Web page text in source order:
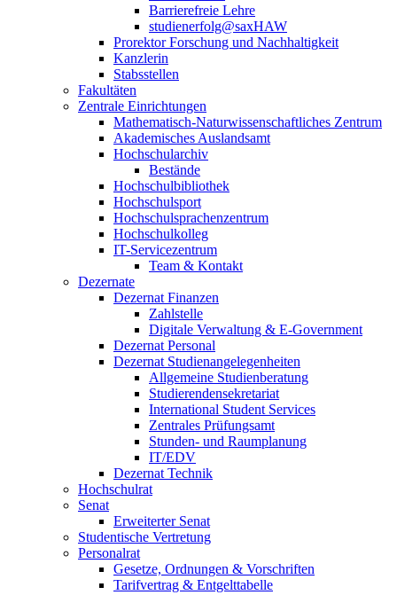
Barrierefreie Lehre
studienerfolg@saxHAW
Prorektor Forschung und Nachhaltigkeit
Kanzlerin
Stabsstellen
Fakultäten
Zentrale Einrichtungen
Mathematisch-Naturwissenschaftliches Zentrum
Akademisches Auslandsamt
Hochschularchiv
Bestände
Hochschulbibliothek
Hochschulsport
Hochschulsprachenzentrum
Hochschulkolleg
IT-Servicezentrum
Team & Kontakt
Dezernate
Dezernat Finanzen
Zahlstelle
Digitale Verwaltung & E-Government
Dezernat Personal
Dezernat Studienangelegenheiten
Allgemeine Studienberatung
Studierendensekretariat
International Student Services
Zentrales Prüfungsamt
Stunden- und Raumplanung
IT/EDV
Dezernat Technik
Hochschulrat
Senat
Erweiterter Senat
Studentische Vertretung
Personalrat
Gesetze, Ordnungen & Vorschriften
Tarifvertrag & Entgelttabelle